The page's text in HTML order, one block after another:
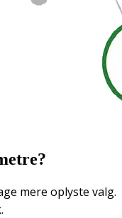
mere oplyste valg.